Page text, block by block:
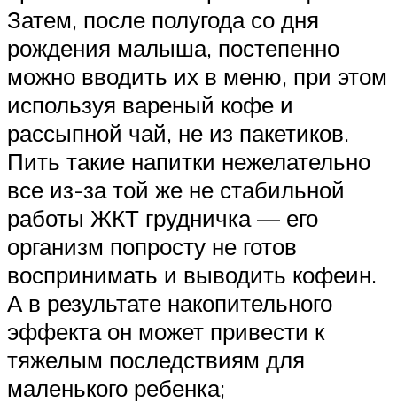
Затем, после полугода со дня
рождения малыша, постепенно
можно вводить их в меню, при этом
используя вареный кофе и
рассыпной чай, не из пакетиков.
Пить такие напитки нежелательно
все из-за той же не стабильной
работы ЖКТ грудничка — его
организм попросту не готов
воспринимать и выводить кофеин.
А в результате накопительного
эффекта он может привести к
тяжелым последствиям для
маленького ребенка;